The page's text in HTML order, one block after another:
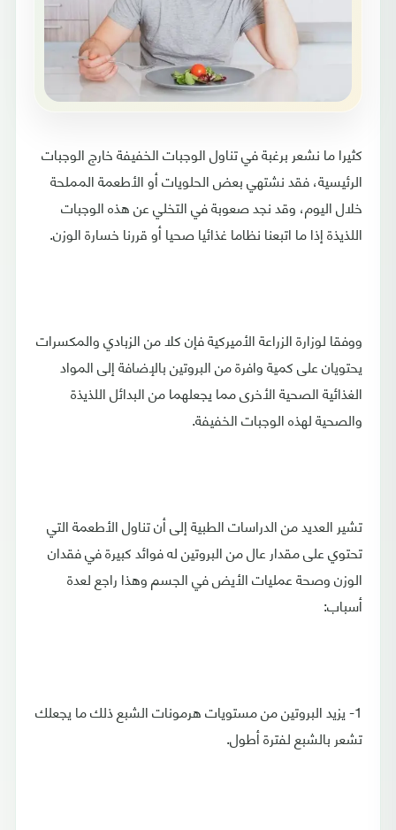
كثيرا ما نشعر برغبة في تناول الوجبات الخفيفة خارج الوجبات
الرئيسية، فقد نشتهي بعض الحلويات أو الأطعمة المملحة
خلال اليوم، وقد نجد صعوبة في التخلي عن هذه الوجبات
اللذيذة إذا ما اتبعنا نظاما غذائيا صحيا أو قررنا خسارة الوزن.
ووفقا لوزارة الزراعة الأميركية فإن كلا من الزبادي والمكسرات
يحتويان على كمية وافرة من البروتين بالإضافة إلى المواد
الغذائية الصحية الأخرى مما يجعلهما من البدائل اللذيذة
والصحية لهذه الوجبات الخفيفة.
تشير العديد من الدراسات الطبية إلى أن تناول الأطعمة التي
تحتوي على مقدار عال من البروتين له فوائد كبيرة في فقدان
الوزن وصحة عمليات الأيض في الجسم وهذا راجع لعدة
أسباب:
1- يزيد البروتين من مستويات هرمونات الشبع ذلك ما يجعلك
تشعر بالشبع لفترة أطول.